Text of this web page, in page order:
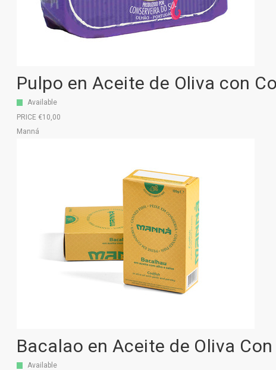
Pulpo en Aceite de Oliva con
Available
PRICE €10,00
Manná
Bacalao en Aceite de Oliva
Available